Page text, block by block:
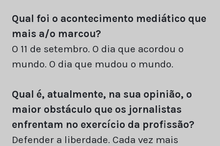
Qual foi o acontecimento mediático que
mais a/o marcou?
O 11 de setembro. O dia que acordou o
mundo. O dia que mudou o mundo.
Qual é, atualmente, na sua opinião, o
maior obstáculo que os jornalistas
enfrentam no exercício da profissão?
Defender a liberdade. Cada vez mais